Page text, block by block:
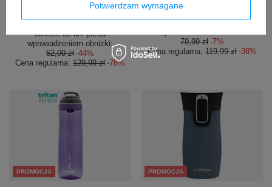
szt.
okresie 30 dni przed
wprowadzeniem obniżki:
52,00 zł -44%
Cena regularna: 129,99 zł -78%
Najniższa cena produktu w
okresie 30 dni przed
79,99 zł -7%
Cena regularna:119,99 zł -38%
PROMOCJA PROMOCJA
Potwierdzam wymagane